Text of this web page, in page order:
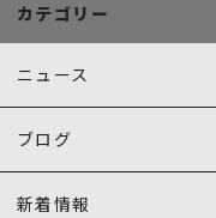
カテゴリー
ニュース
ブログ
新着情報